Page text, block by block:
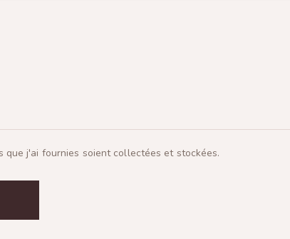
que j'ai fournies soient collectées et stockées.